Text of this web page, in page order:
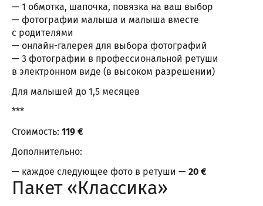
— 1 обмотка, шапочка, повязка на ваш выбор
— фотографии малыша и малыша вместе
с родителями
— онлайн-галерея для выбора фотографий
— 3 фотографии в профессиональной ретуши
в электронном виде (в высоком разрешении)
Для малышей до 1,5 месяцев
***
Стоимость: 119 €
Дополнительно:
— каждое следующее фото в ретуши — 20 €
Пакет «Классика»